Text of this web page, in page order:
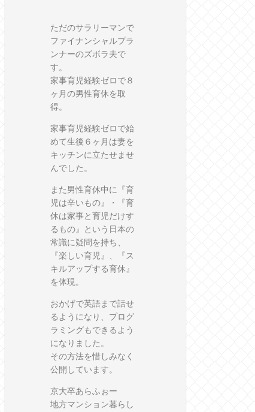
ただのサラリーマンで
ファイナンシャルプラ
ンナーのズボラ夫で
す。
家事育児経験ゼロで８
ヶ月の男性育休を取
得。
家事育児経験ゼロで始
めて生後６ヶ月は妻を
キッチンに立たせませ
んでした。
また男性育休中に『育
児は辛いもの』・『育
休は家事と育児だけす
るもの』という日本の
常識に疑問を持ち、
『楽しい育児』、『ス
キルアップする育休』
を体現。
おかげで英語まで話せ
るようになり、プログ
ラミングもできるよう
になりました。
その方法を惜しみなく
公開しています。
京大卒あらふぉー
地方マンション暮らし